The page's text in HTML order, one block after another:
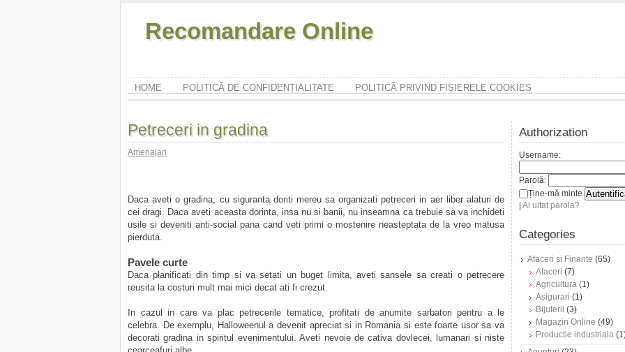
Recomandare Online
HOME POLITICĂ DE CONFIDENȚIALITATE POLITICĂ PRIVIND FIȘIERELE COOKIES
Petreceri in gradina
Amenajari
Daca aveti o gradina, cu siguranta doriti mereu sa organizati petreceri in aer liber alaturi de
cei dragi. Daca aveti aceasta dorinta, insa nu si banii, nu inseamna ca trebuie sa va inchideti
usile si deveniti anti-social pana cand veti primi o mostenire neasteptata de la vreo matusa
pierduta.
Pavele curte
Daca planificati din timp si va setati un buget limita, aveti sansele sa creati o petrecere
reusita la costuri mult mai mici decat ati fi crezut.
In cazul in care va plac petrecerile tematice, profitati de anumite sarbatori pentru a le
celebra. De exemplu, Halloweenul a devenit apreciat si in Romania si este foarte usor sa va
decorati gradina in spiritul evenimentului. Aveti nevoie de cativa dovlecei, lumanari si niste
Authorization
Username:
Parolă:
Ține-mă minte
Ai uitat parola?
Categories
Afaceri si Finante (65)
Afaceri (7)
Agricultura (1)
Asigurari (1)
Bijuterii (3)
Magazin Online (49)
Productie industriala